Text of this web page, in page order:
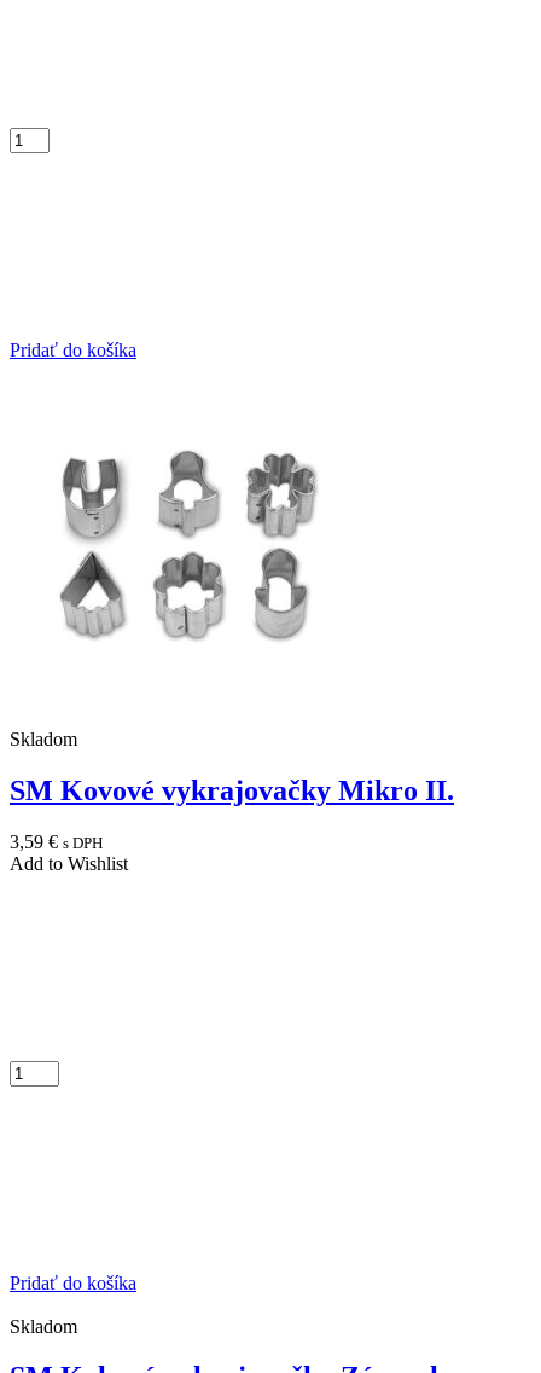
Pridať do košíka
Skladom
SM Kovové vykrajovačky Mikro II.
3,59 € s DPH
Add to Wishlist
Pridať do košíka
Skladom